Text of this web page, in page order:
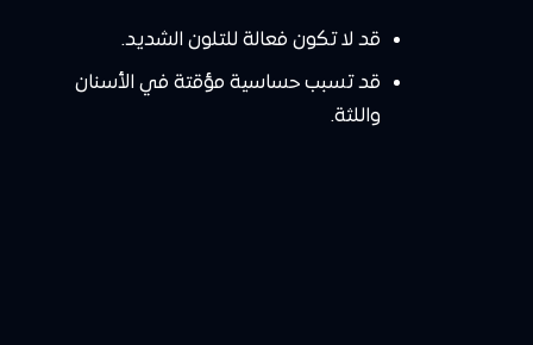
قد لا تكون فعالة للتلون الشديد.
قد تسبب حساسية مؤقتة في الأسنان
واللثة.